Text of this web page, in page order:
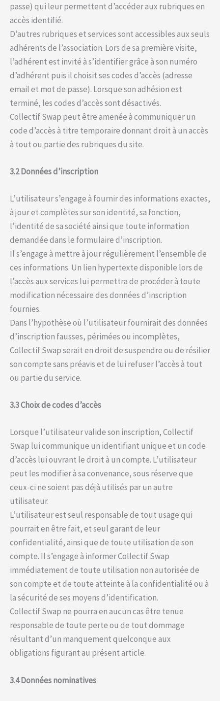
passe) qui leur permettent d’accéder aux rubriques en
accès identifié.
D’autres rubriques et services sont accessibles aux seuls
adhérents de l’association. Lors de sa première visite,
l’adhérent est invité à s’identifier grâce à son numéro
d’adhérent puis il choisit ses codes d’accès (adresse
email et mot de passe). Lorsque son adhésion est
terminé, les codes d’accès sont désactivés.
Collectif Swap peut être amenée à communiquer un
code d’accès à titre temporaire donnant droit à un accès
à tout ou partie des rubriques du site.
3.2 Données d’inscription
L’utilisateur s’engage à fournir des informations exactes,
à jour et complètes sur son identité, sa fonction,
l’identité de sa société ainsi que toute information
demandée dans le formulaire d’inscription.
Il s’engage à mettre à jour régulièrement l’ensemble de
ces informations. Un lien hypertexte disponible lors de
l’accès aux services lui permettra de procéder à toute
modification nécessaire des données d’inscription
fournies.
Dans l’hypothèse où l’utilisateur fournirait des données
d’inscription fausses, périmées ou incomplètes,
Collectif Swap serait en droit de suspendre ou de résilier
son compte sans préavis et de lui refuser l’accès à tout
ou partie du service.
3.3 Choix de codes d’accès
Lorsque l’utilisateur valide son inscription, Collectif
Swap lui communique un identifiant unique et un code
d’accès lui ouvrant le droit à un compte. L’utilisateur
peut les modifier à sa convenance, sous réserve que
ceux-ci ne soient pas déjà utilisés par un autre
utilisateur.
L’utilisateur est seul responsable de tout usage qui
pourrait en être fait, et seul garant de leur
confidentialité, ainsi que de toute utilisation de son
compte. Il s’engage à informer Collectif Swap
immédiatement de toute utilisation non autorisée de
son compte et de toute atteinte à la confidentialité ou à
la sécurité de ses moyens d’identification.
Collectif Swap ne pourra en aucun cas être tenue
responsable de toute perte ou de tout dommage
résultant d’un manquement quelconque aux
obligations figurant au présent article.
3.4 Données nominatives